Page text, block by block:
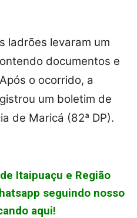
ladrões levaram um
documentos e
o ocorrido, a
um boletim de
de Maricá (82ª DP).
Itaipuaçu e Região
seguindo nosso
aqui!